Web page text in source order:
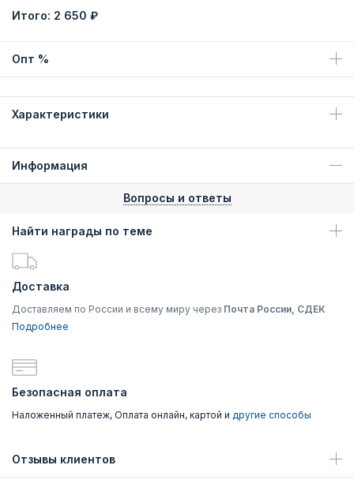
Итого: 2 650 ₽
Опт %
Характеристики
Информация
Вопросы и ответы
Найти награды по теме
Доставка
Доставляем по России и всему миру через Почта России, СДЕК
Подробнее
Безопасная оплата
Наложенный платеж, Оплата онлайн, картой и другие способы
Отзывы клиентов